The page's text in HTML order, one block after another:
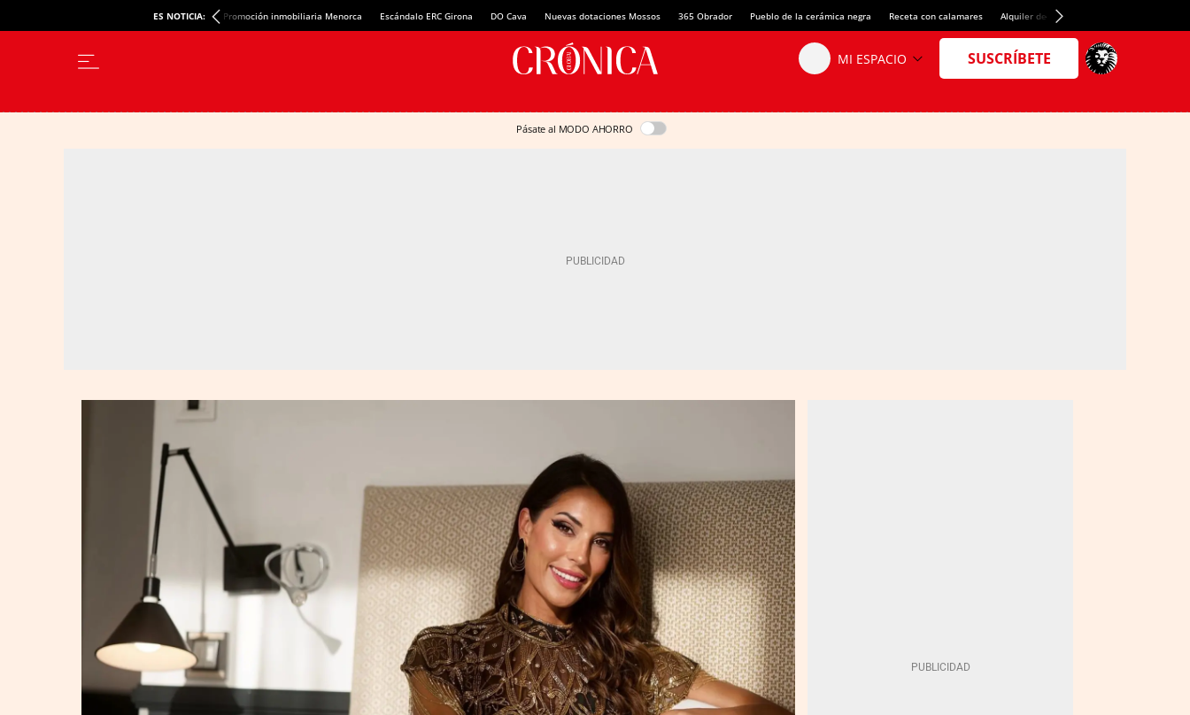
ES NOTICIA: Promoción inmobiliaria Menorca Escándalo ERC Girona DO Cava Nuevas dotaciones Mossos 365 Obrador Pueblo de la cerámica negra Receta con calamares Alquiler de habitaciones en España
Pásate al MODO AHORRO